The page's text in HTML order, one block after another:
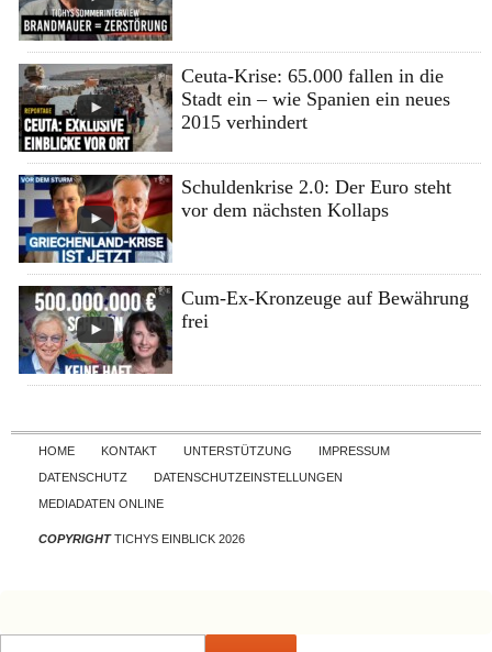
Ceuta-Krise: 65.000 fallen in die
Stadt ein – wie Spanien ein neues
2015 verhindert
Schuldenkrise 2.0: Der Euro steht
vor dem nächsten Kollaps
Cum-Ex-Kronzeuge auf Bewährung
frei
Skip to content
HOME KONTAKT UNTERSTÜTZUNG
IMPRESSUM
DATENSCHUTZ
DATENSCHUTZEINSTELLUNGEN
MEDIADATEN ONLINE
COPYRIGHTTICHYS EINBLICK 2026